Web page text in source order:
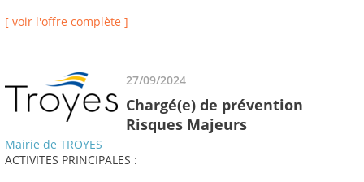
[ voir l'offre complète ]
27/09/2024
Chargé(e) de prévention
Risques Majeurs
Mairie de TROYES
ACTIVITES PRINCIPALES :